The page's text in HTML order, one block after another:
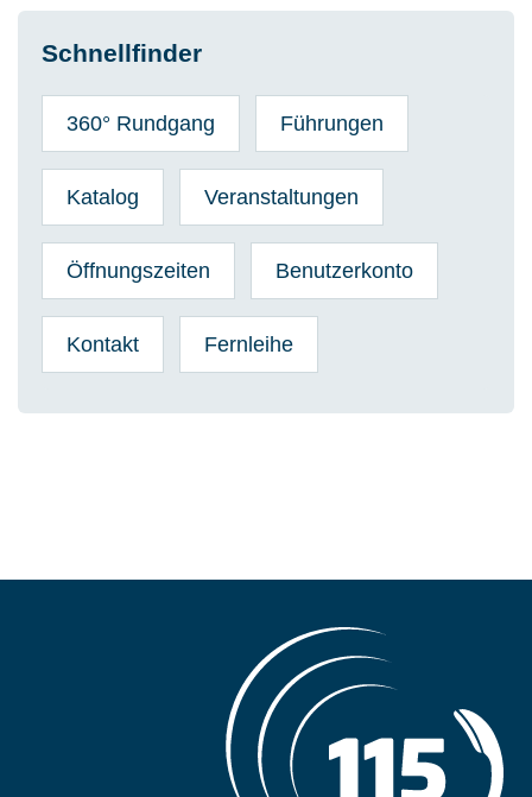
Schnellfinder
360° Rundgang Führungen
Katalog Veranstaltungen
Öffnungszeiten Benutzerkonto
Kontakt Fernleihe